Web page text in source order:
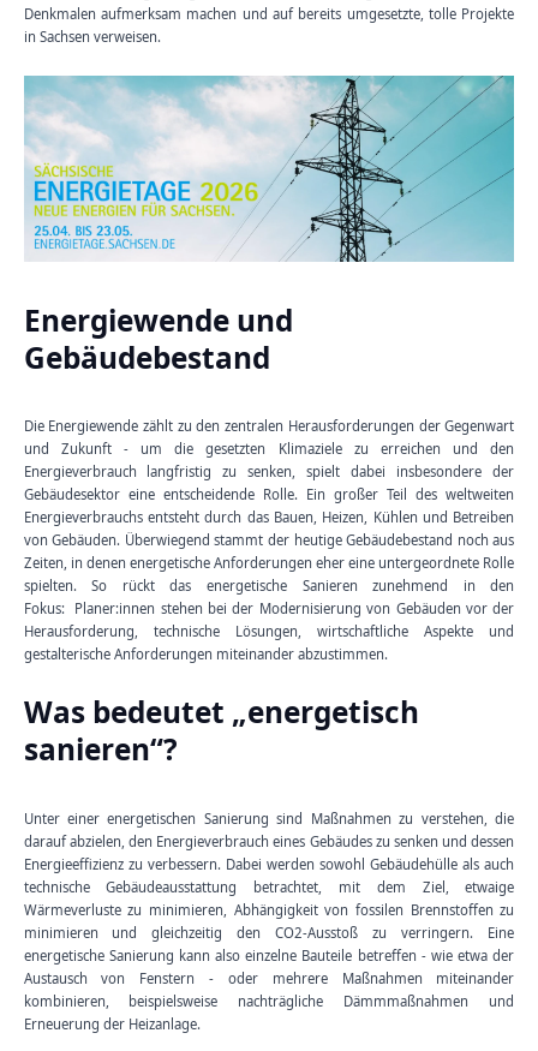
Denkmalen aufmerksam machen und auf bereits umgesetzte, tolle Projekte
in Sachsen verweisen.
Energiewende und
Gebäudebestand
Die Energiewende zählt zu den zentralen Herausforderungen der Gegenwart
und Zukunft - um die gesetzten Klimaziele zu erreichen und den
Energieverbrauch langfristig zu senken, spielt dabei insbesondere der
Gebäudesektor eine entscheidende Rolle. Ein großer Teil des weltweiten
Energieverbrauchs entsteht durch das Bauen, Heizen, Kühlen und Betreiben
von Gebäuden. Überwiegend stammt der heutige Gebäudebestand noch aus
Zeiten, in denen energetische Anforderungen eher eine untergeordnete Rolle
spielten. So rückt das energetische Sanieren zunehmend in den
Fokus:
Planer:innen stehen bei der Modernisierung von Gebäuden vor der
Herausforderung, technische Lösungen, wirtschaftliche Aspekte und
gestalterische Anforderungen miteinander abzustimmen.
Was bedeutet „energetisch
sanieren“?
Unter einer energetischen Sanierung sind Maßnahmen zu verstehen, die
darauf abzielen, den Energieverbrauch eines Gebäudes zu senken und dessen
Energieeffizienz zu verbessern. Dabei werden sowohl Gebäudehülle als auch
technische Gebäudeausstattung betrachtet, mit dem Ziel, etwaige
Wärmeverluste zu minimieren, Abhängigkeit von fossilen Brennstoffen zu
minimieren und gleichzeitig den CO2-Ausstoß zu verringern. Eine
energetische Sanierung kann also einzelne Bauteile betreffen - wie etwa der
Austausch von Fenstern - oder mehrere Maßnahmen miteinander
kombinieren, beispielsweise nachträgliche Dämmmaßnahmen und
Erneuerung der Heizanlage.